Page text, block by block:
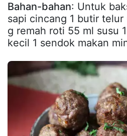
Bahan-bahan: Untuk
sapi cincang 1 butir
g remah roti 55 ml susu
kecil 1 sendok makan